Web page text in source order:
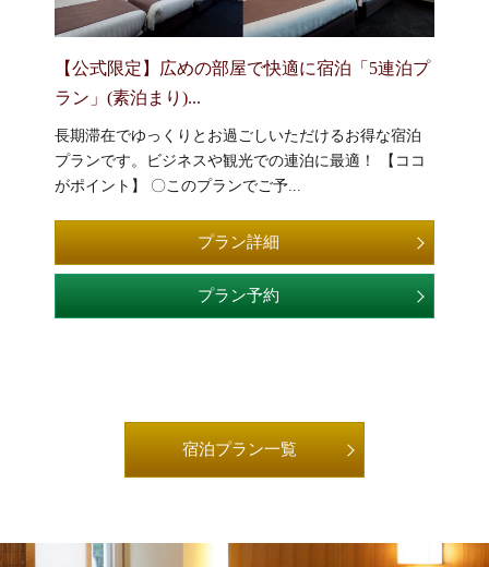
【公式限定】広めの部屋で快適に宿泊「5連泊プ
ラン」(素泊まり)...
長期滞在でゆっくりとお過ごしいただけるお得な宿泊
プランです。ビジネスや観光での連泊に最適！ 【ココ
がポイント】 〇このプランでご予...
プラン詳細
プラン予約
宿泊プラン一覧